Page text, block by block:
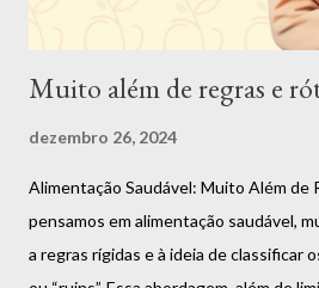
Muito além de regras e
dezembro 26, 2024
Alimentação Saudável: Muito Além de
pensamos em alimentação saudável,
a regras rígidas e à ideia de classificar